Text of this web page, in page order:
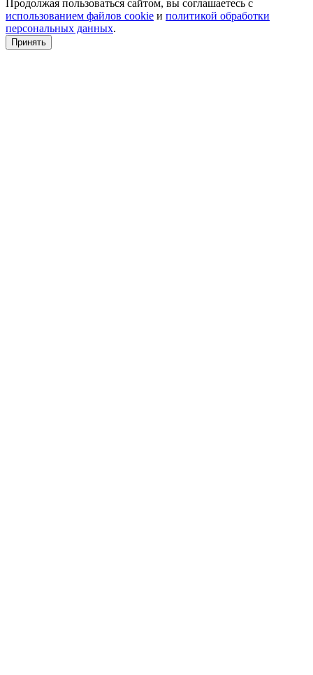
Продолжая пользоваться сайтом, вы соглашаетесь с
использованием файлов cookie и политикой обработки
персональных данных.
Принять